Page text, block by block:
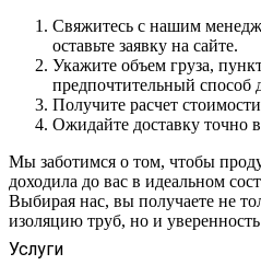
Свяжитесь с нашим
оставьте заявку на сайте.
Укажите объем груза,
предпочтительный способ
Получите расчет
Ожидайте доставку точно
Мы заботимся о том, чтобы
доходила до вас в идеальном
Выбирая нас, вы получаете не
изоляцию труб, но и
Услуги